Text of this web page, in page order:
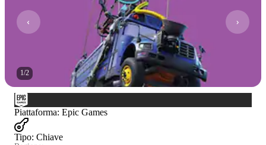
1/2
Piattaforma: Epic Games
Tipo: Chiave